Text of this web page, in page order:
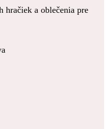
hračiek a oblečenia pre